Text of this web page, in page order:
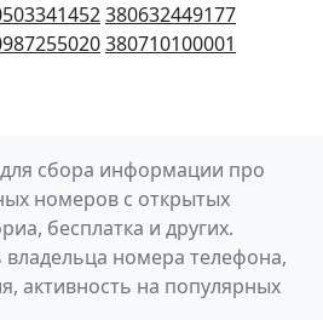
380632449177
380710100001
сбора информации про
номеров с открытых
бесплатка и других.
номера телефона,
активность на популярных